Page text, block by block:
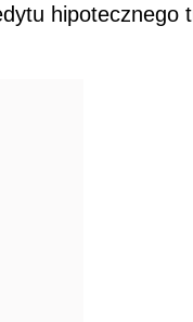
hipotecznego